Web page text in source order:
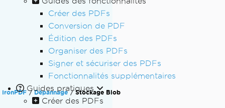
Créer des PDFs
Conversion de PDF
Édition des PDFs
Organiser des PDFs
Signer et sécuriser des PDFs
Fonctionnalités supplémentaires
Guides pratiques
Créer des PDFs
IronPDF Dépannage Stockage Blob